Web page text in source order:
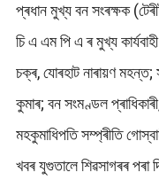
প্ৰধান মুখ্য বন সংৰক্ষক
চি এ এম পি এ ৰ মুখ্য
চক্ৰ, যোৰহাট নাৰায়ণ
কুমাৰ; বন সংমণ্ডল
মহকুমাধিপতি সম্প্ৰীতি
খবৰ যুগুতালে শিৱসাগৰৰ পৰা